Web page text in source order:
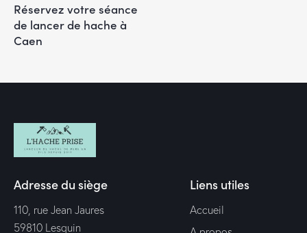
Réservez votre séance
de lancer de hache à
Caen
Adresse du siège
110, rue Jean Jaures
59810 Lesquin
Liens utiles
Accueil